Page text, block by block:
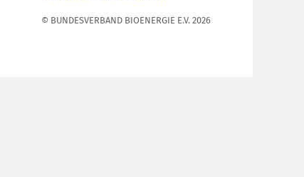
© BUNDESVERBAND BIOENERGIE E.V. 2026